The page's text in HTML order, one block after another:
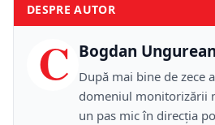
DESPRE AUTOR
C Bogdan
După mai bine de zece
domeniul monitorizării
un pas mic în direcţia